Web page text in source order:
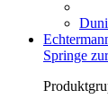
Duni
Springe